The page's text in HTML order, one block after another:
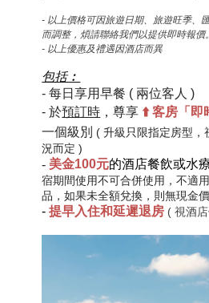
- 以上價格可因旅遊日期、旅遊旺季、
而調整，煩請聯絡我們以提供即時報價。
- 以上優惠及禮遇因酒店而異
包括︰
-每日享用早餐 ( 兩位客人 )
- 於預訂時 ，尊享 ⬆️客房「即
一個級別 ( 升級只限指定房型，
況而定 )
- 美金100元的酒店餐飲或水
宿期間使用不可合併使用，不適
品 ，如果未全額兌換，則無現金價
-提早入住和延遲退房 ( 視酒